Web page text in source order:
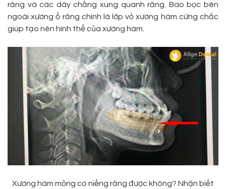
răng và các dây chằng xung quanh răng. Bao bọc bên
ngoài xương ổ răng chính là lớp vỏ xương hàm cứng chắc
giúp tạo nên hình thể của xương hàm.
Xương hàm mỏng có niềng răng được không? Nhận biết